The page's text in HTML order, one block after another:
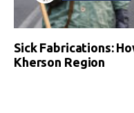
Sick Fabrications:
Kherson Region